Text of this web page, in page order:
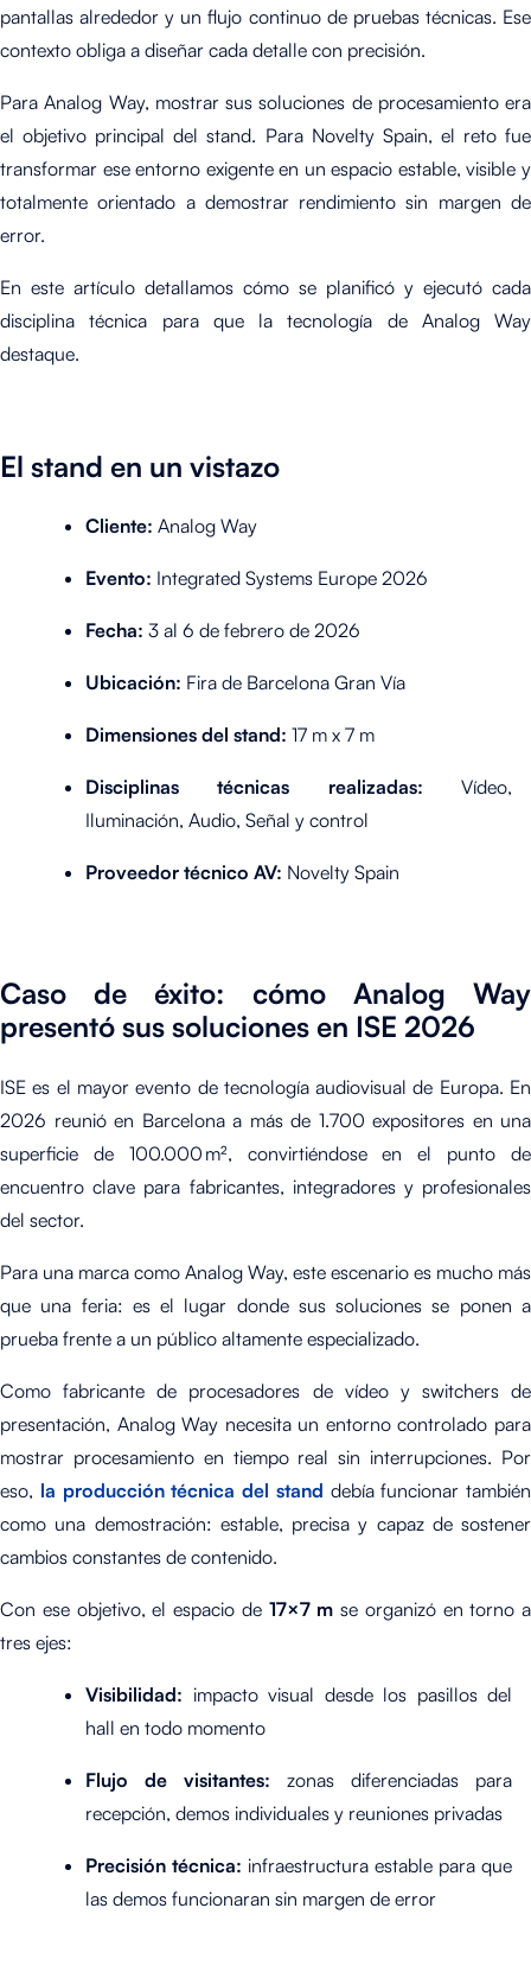
pantallas alrededor y un flujo continuo de pruebas técnicas. Ese
contexto obliga a diseñar cada detalle con precisión.
Para Analog Way, mostrar sus soluciones de procesamiento era
el objetivo principal del stand. Para Novelty Spain, el reto fue
transformar ese entorno exigente en un espacio estable, visible y
totalmente orientado a demostrar rendimiento sin margen de
error.
En este artículo detallamos cómo se planificó y ejecutó cada
disciplina técnica para que la tecnología de Analog Way
destaque.
El stand en un vistazo
Cliente: Analog Way
Evento: Integrated Systems Europe 2026
Fecha: 3 al 6 de febrero de 2026
Ubicación: Fira de Barcelona Gran Vía
Dimensiones del stand: 17 m x 7 m
Disciplinas técnicas realizadas: Vídeo,
Iluminación, Audio, Señal y control
Proveedor técnico AV: Novelty Spain
Caso de éxito: cómo Analog Way
presentó sus soluciones en ISE 2026
ISE es el mayor evento de tecnología audiovisual de Europa. En
2026 reunió en Barcelona a más de 1.700 expositores en una
superficie de 100.000 m², convirtiéndose en el punto de
encuentro clave para fabricantes, integradores y profesionales
del sector.
Para una marca como Analog Way, este escenario es mucho más
que una feria: es el lugar donde sus soluciones se ponen a
prueba frente a un público altamente especializado.
Como fabricante de procesadores de vídeo y switchers de
presentación, Analog Way necesita un entorno controlado para
mostrar procesamiento en tiempo real sin interrupciones. Por
eso, la producción técnica del stand debía funcionar también
como una demostración: estable, precisa y capaz de sostener
cambios constantes de contenido.
Con ese objetivo, el espacio de 17×7 m se organizó en torno a
tres ejes:
Visibilidad: impacto visual desde los pasillos del
hall en todo momento
Flujo de visitantes: zonas diferenciadas para
recepción, demos individuales y reuniones privadas
Precisión técnica: infraestructura estable para que
las demos funcionaran sin margen de error